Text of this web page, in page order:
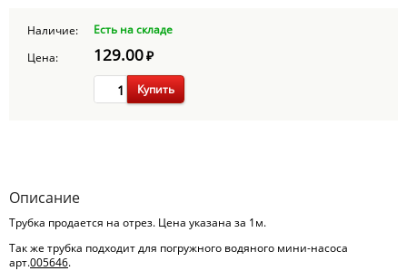
Наличие:
Есть на складе
Цена:
129.00₽
Купить
Описание
Трубка продается на отрез. Цена указана за 1м.
Так же трубка подходит для погружного водяного мини-насоса
арт.005646.